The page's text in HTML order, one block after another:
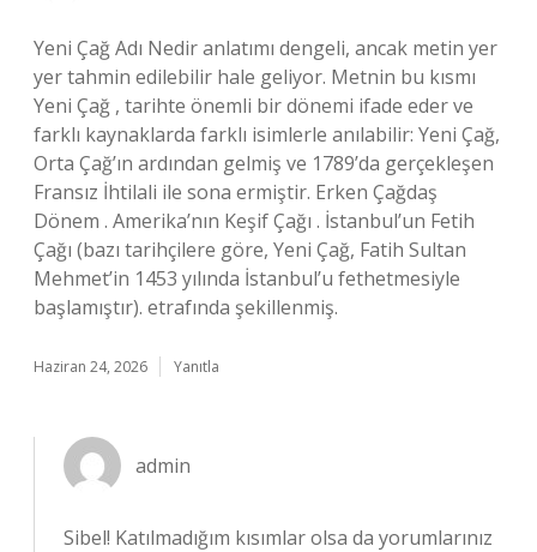
Yeni Çağ Adı Nedir anlatımı dengeli, ancak metin yer
yer tahmin edilebilir hale geliyor. Metnin bu kısmı
Yeni Çağ , tarihte önemli bir dönemi ifade eder ve
farklı kaynaklarda farklı isimlerle anılabilir: Yeni Çağ,
Orta Çağ’ın ardından gelmiş ve 1789’da gerçekleşen
Fransız İhtilali ile sona ermiştir. Erken Çağdaş
Dönem . Amerika’nın Keşif Çağı . İstanbul’un Fetih
Çağı (bazı tarihçilere göre, Yeni Çağ, Fatih Sultan
Mehmet’in 1453 yılında İstanbul’u fethetmesiyle
başlamıştır). etrafında şekillenmiş.
Haziran 24, 2026 Yanıtla
admin
Sibel! Katılmadığım kısımlar olsa da yorumlarınız